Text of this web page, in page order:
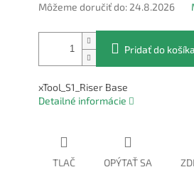
Môžeme doručiť do: 24.8.2026
Pridať do košíka
xTool_S1_Riser Base
Detailné informácie
TLAČ OPÝTAŤ SA